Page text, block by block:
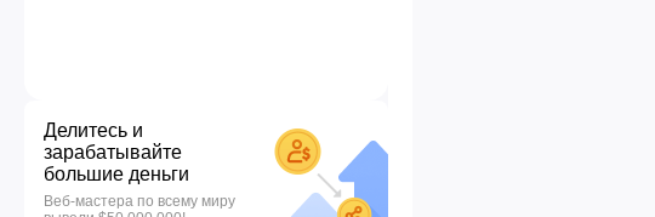
Делитесь и
зарабатывайте
большие деньги
Веб-мастера по всему миру